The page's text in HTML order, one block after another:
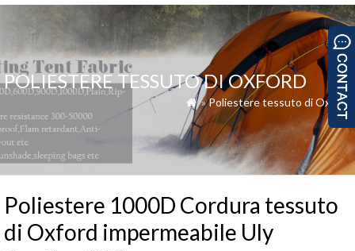
POLIESTERE TESSUTO DI OXFORD
 »Poliestere tessuto di Oxford
Poliestere 1000D Cordura tessuto
di Oxford impermeabile Uly